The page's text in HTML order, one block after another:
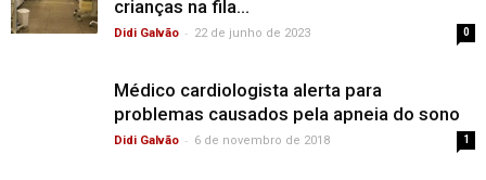
crianças na fila...
Didi Galvão - 22 de junho de 2023 0
Médico cardiologista alerta para
problemas causados pela apneia do sono
Didi Galvão - 6 de novembro de 2018 1